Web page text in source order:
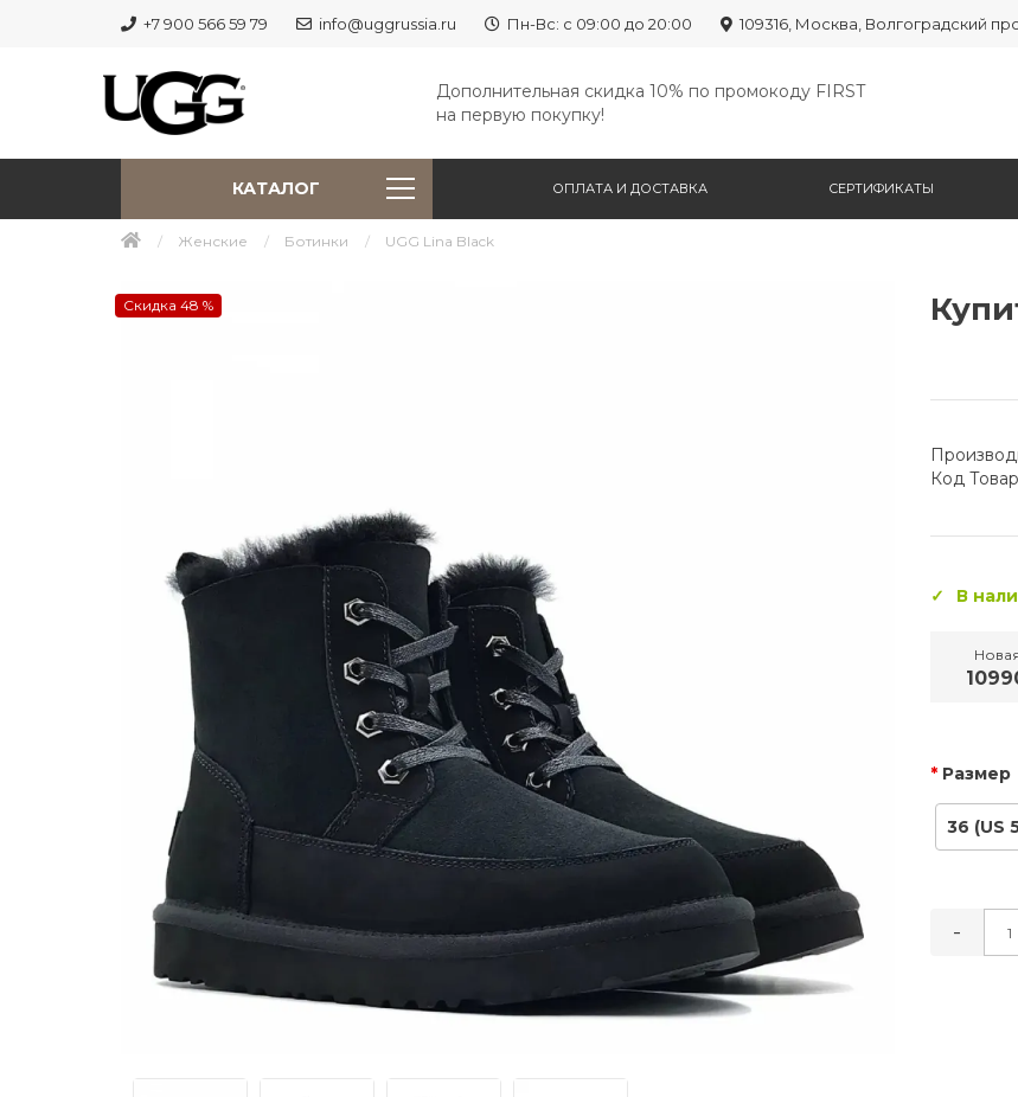
+7 900 566 59 79 info@uggrussia.ru Пн-Вс: с 09:00 до 20:00 109316, Москва, Волгоградский
Дополнительная скидка 10% по промокоду FIRST
на первую покупку!
КАТАЛОГ ОПЛАТА И ДОСТАВКА СЕРТИФИКАТЫ
Женские Ботинки UGG Lina Black
Скидка 48 %
Код
В
Размер
36 (US
-